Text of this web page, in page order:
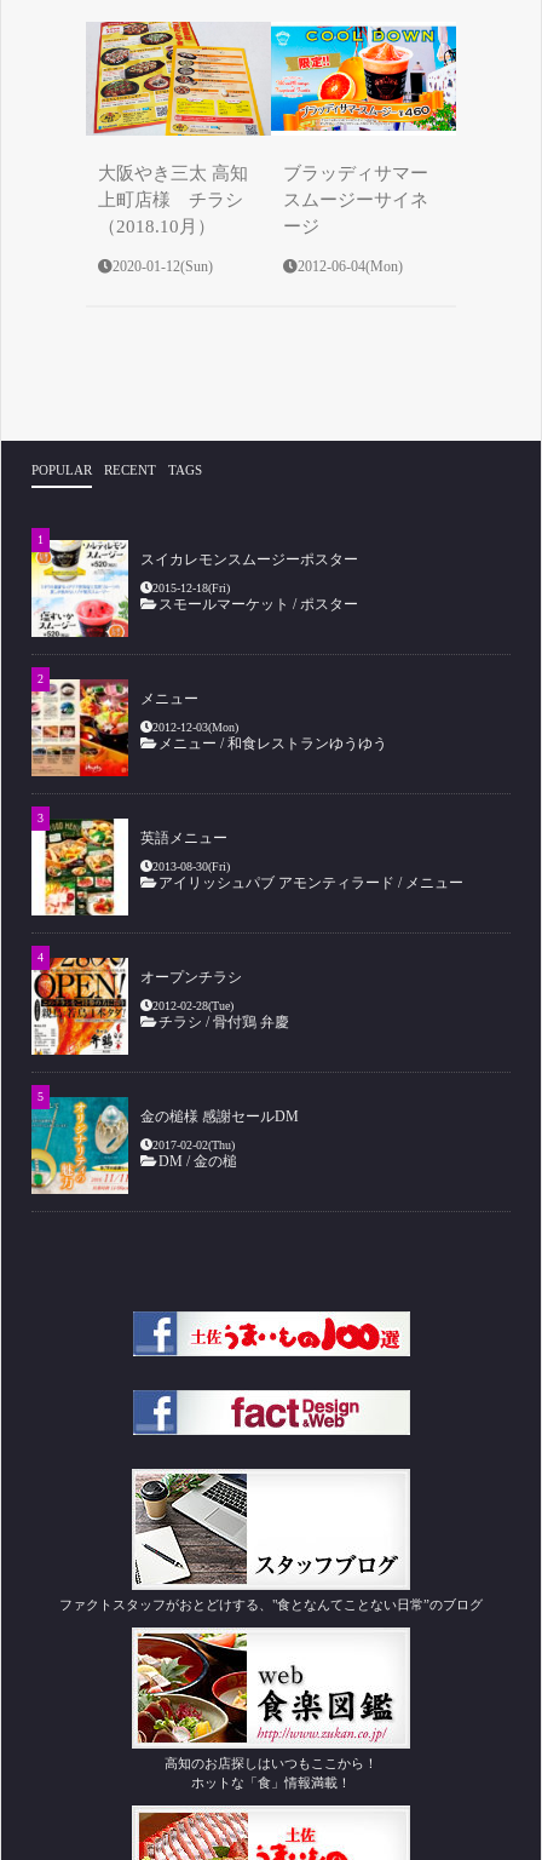
大阪やき三太 高知
上町店様 チラシ
（2018.10月）
2020-01-12(Sun)
ブラッディサマー
スムージーサイネ
ージ
2012-06-04(Mon)
POPULAR RECENT TAGS
スイカレモンスムージーポスター
2015-12-18(Fri)
スモールマーケット /ポスター
メニュー
2012-12-03(Mon)
メニュー /和食レストランゆうゆう
英語メニュー
2013-08-30(Fri)
アイリッシュパブ アモンティラード / メニュー
オープンチラシ
2012-02-28(Tue)
チラシ /骨付鶏 弁慶
金の槌様 感謝セールDM
2017-02-02(Thu)
DM /金の槌
ファクトスタッフがおとどけする、"食となんてことない日常”のブログ
高知のお店探しはいつもここから！
ホットな「食」情報満載！